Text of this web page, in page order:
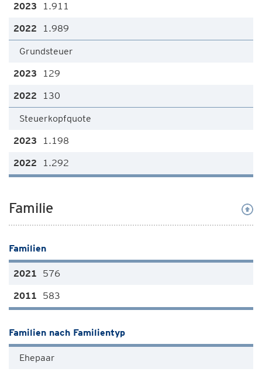
1.911
1.989
Grundsteuer
129
130
Steuerkopfquote
1.198
1.292
Familie
Familien
576
583
Familien nach Familientyp
Ehepaar